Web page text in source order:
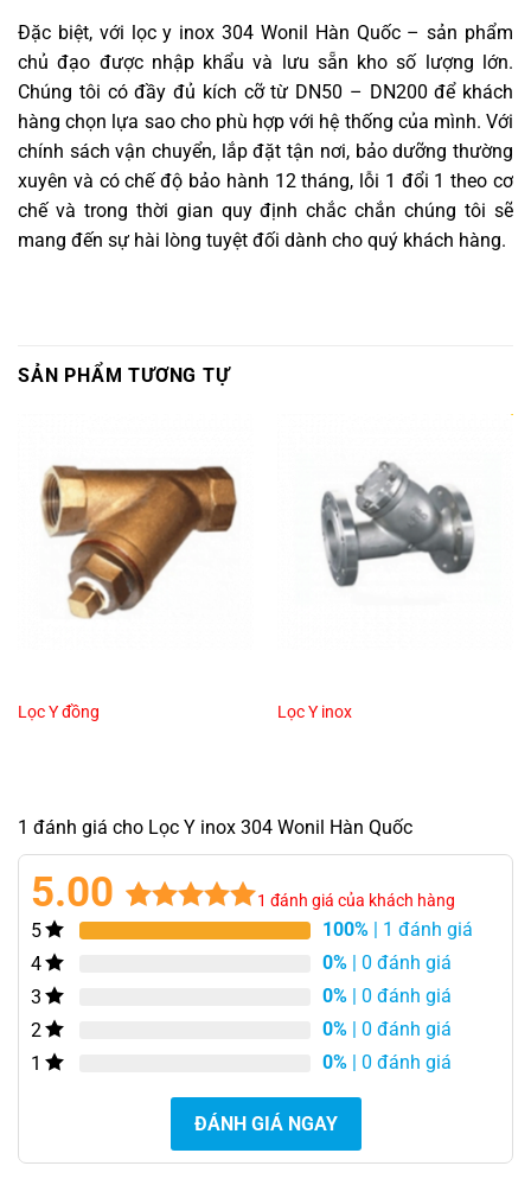
Đặc biệt, với lọc y inox 304 Wonil Hàn Quốc – sản phẩm
chủ đạo được nhập khẩu và lưu sẵn kho số lượng lớn.
Chúng tôi có đầy đủ kích cỡ từ DN50 – DN200 để khách
hàng chọn lựa sao cho phù hợp với hệ thống của mình. Với
chính sách vận chuyển, lắp đặt tận nơi, bảo dưỡng thường
xuyên và có chế độ bảo hành 12 tháng, lỗi 1 đổi 1 theo cơ
chế và trong thời gian quy định chắc chắn chúng tôi sẽ
mang đến sự hài lòng tuyệt đối dành cho quý khách hàng.
SẢN PHẨM TƯƠNG TỰ
Lọc Y đồng Lọc Y inox
1 đánh giá cho Lọc Y inox 304 Wonil Hàn Quốc
5.00 1 đánh giá của khách hàng
5 100% | 1 đánh giá
4
0% | 0 đánh giá
3
0% | 0 đánh giá
2
0% | 0 đánh giá
1
0% | 0 đánh giá
ĐÁNH GIÁ NGAY